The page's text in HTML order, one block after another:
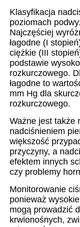
Klasyfikacja
poziomach
Najczęściej
łagodne (I
ciężkie (III
podstawie
rozkurczowego.
łagodne to
mm Hg dla
rozkurczowego.
Ważne jest także
nadciśnieniem
większość
przyczyny, a
efektem innych
czy problemy
Monitorowanie
ponieważ
mogą prowadzić
krwionośnych,